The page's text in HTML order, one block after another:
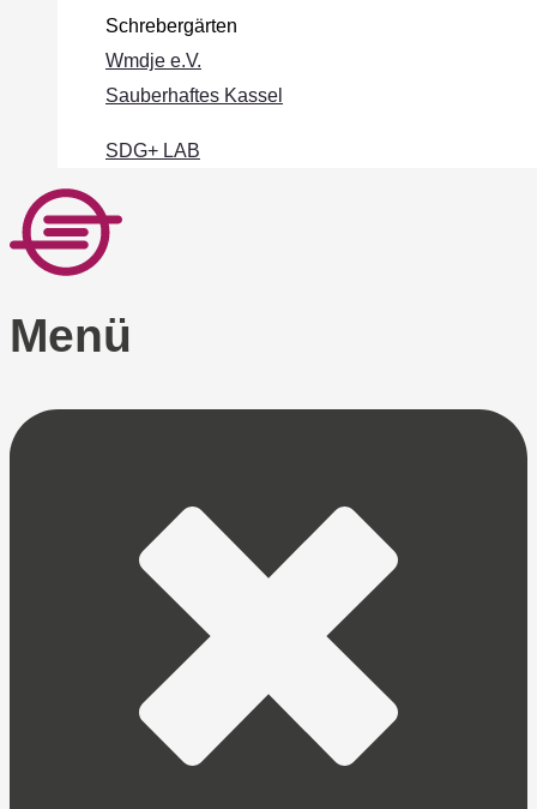
Schrebergärten
Wmdje e.V.
Sauberhaftes Kassel
SDG+ LAB
Menü